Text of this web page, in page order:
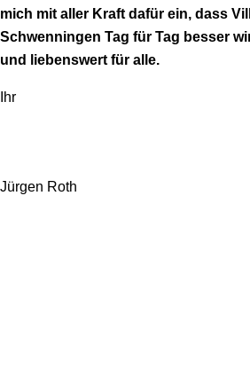
mich mit aller Kraft dafür ein, dass
Schwenningen Tag für Tag besser
und liebenswert für alle.
Ihr
Jürgen Roth